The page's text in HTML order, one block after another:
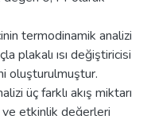
termodinamik analizi
plakalı ısı değiştiricisi
oluşturulmuştur.
üç farklı akış miktarı
ve etkinlik değerleri